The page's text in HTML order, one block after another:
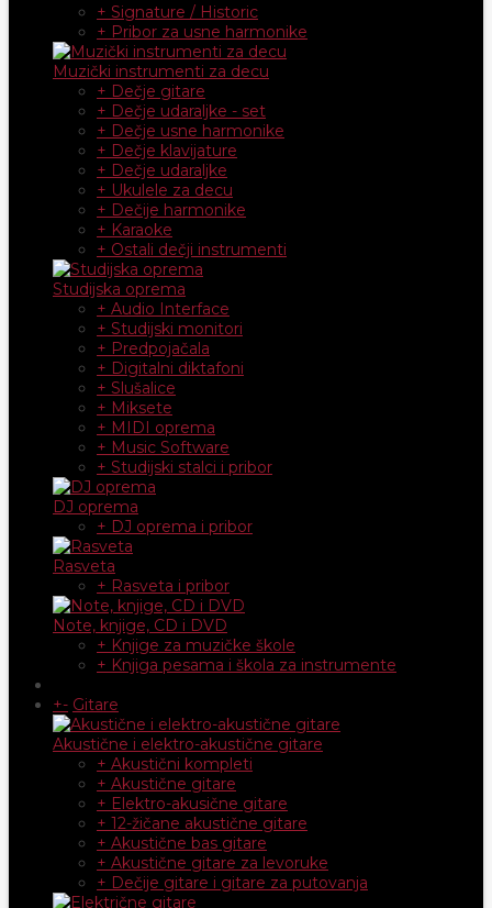
+ Signature / Historic
+ Pribor za usne harmonike
Muzički instrumenti za decu
+ Dečje gitare
+ Dečje udaraljke - set
+ Dečje usne harmonike
+ Dečje klavijature
+ Dečje udaraljke
+ Ukulele za decu
+ Dečije harmonike
+ Karaoke
+ Ostali dečji instrumenti
Studijska oprema
+ Audio Interface
+ Studijski monitori
+ Predpojačala
+ Digitalni diktafoni
+ Slušalice
+ Miksete
+ MIDI oprema
+ Music Software
+ Studijski stalci i pribor
DJ oprema
+ DJ oprema i pribor
Rasveta
+ Rasveta i pribor
Note, knjige, CD i DVD
+ Knjige za muzičke škole
+ Knjiga pesama i škola za instrumente
+- Gitare
Akustične i elektro-akustične gitare
+ Akustični kompleti
+ Akustične gitare
+ Elektro-akusične gitare
+ 12-žičane akustične gitare
+ Akustične bas gitare
+ Akustične gitare za levoruke
+ Dečije gitare i gitare za putovanja